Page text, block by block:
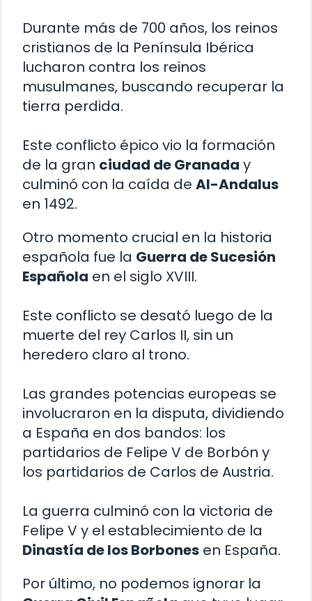
Durante más de 700 años, los reinos
cristianos de la Península Ibérica
lucharon contra los reinos
musulmanes, buscando recuperar la
tierra perdida.
Este conflicto épico vio la formación
de la gran ciudad de Granada y
culminó con la caída de Al-Andalus
en 1492.
Otro momento crucial en la historia
española fue la Guerra de Sucesión
Española en el siglo XVIII.
Este conflicto se desató luego de la
muerte del rey Carlos II, sin un
heredero claro al trono.
Las grandes potencias europeas se
involucraron en la disputa, dividiendo
a España en dos bandos: los
partidarios de Felipe V de Borbón y
los partidarios de Carlos de Austria.
La guerra culminó con la victoria de
Felipe V y el establecimiento de la
Dinastía de los Borbones en España.
Por último, no podemos ignorar la